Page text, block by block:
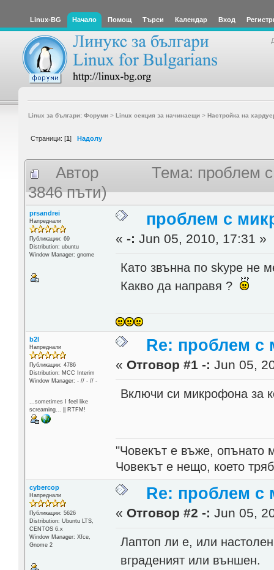
Linux-BG Начало Помощ Търси Календар Вход
Linux за българи: Форуми> Linux секция за начинаещи> Настройка на
Страници: [1] Надолу
Автор
Тема: проблем
3846 пъти)
prsandrei
Напреднали
Публикации: 69
Distribution: ubuntu
Window Manager: gnome
проблем с
«-: Jun 05, 2010, 17:31 »
Като звънна по skype не
Какво да направя ?
b2l
Напреднали
Публикации: 4786
Distribution: MCC Interim
Window Manager: - // - // -
...sometimes I feel like
screaming... || RTFM!
Re: проблем с
« Отговор #1 -: Jun 05,
Включи си микрофона за
"Човекът е въже, опънато
Човекът е нещо, което
cybercop
Напреднали
Публикации: 5626
Distribution: Ubuntu LTS,
CENTOS 6.x
Window Manager: Xfce,
Gnome 2
Re: проблем с
« Отговор #2 -: Jun 05,
Лаптоп ли е, или
вграденият или външен.